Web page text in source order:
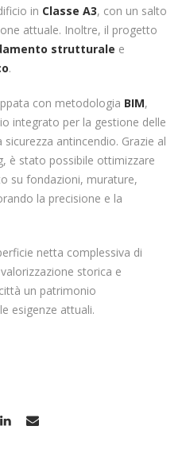
in Classe A3, con un salto
attuale. Inoltre, il progetto
strutturale e
.
con metodologia BIM,
integrato per la gestione delle
antincendio. Grazie al
è stato possibile ottimizzare
su fondazioni, murature,
la precisione e la
netta complessiva di
storica e
un patrimonio
esigenze attuali.